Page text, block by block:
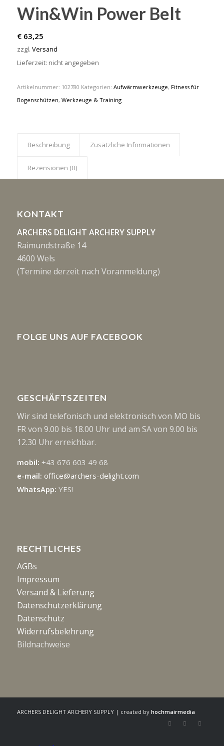
Win&Win Power Belt
€63,25
zzgl. Versand
Lieferzeit: nicht angegeben
Artikelnummer: 102780 Kategorien: Aufwärmwerkzeuge, Fitness für
Bogenschützen, Werkzeuge & Training
Beschreibung Zusätzliche Informationen
Rezensionen (0)
KONTAKT
ARCHERS DELIGHT ARCHERY SUPPLY
Raimundstraße 14
4600 Wels
(Termine derzeit nach Voranmeldung)
FOLGE UNS AUF FACEBOOK
GESCHÄFTSZEITEN
Wir sind telefonisch und elektronisch von MO bis
FR von 9.00 bis 18.00 Uhr und am SA von 9.00 bis
12.30 Uhr erreichbar.
mobil: +43 676 603 49 68
e-mail: office@archers-delight.com
WhatsApp: YES!
RECHTLICHES
AGBs
Impressum
Versand & Lieferung
Datenschutzerklärung
Datenschutz
Widerrufsbelehrung
Bildnachweise
ARCHERS DELIGHT ARCHERY SUPPLY | created by hochmairmedia